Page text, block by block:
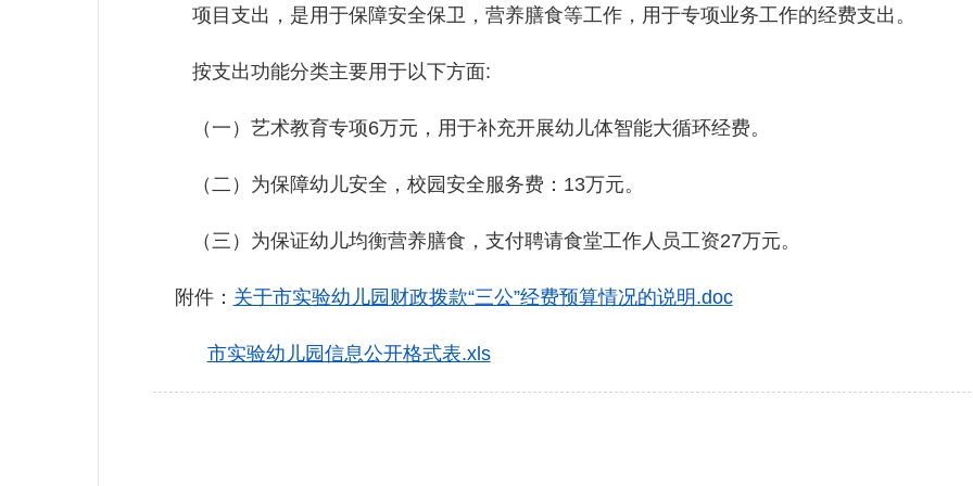
项目支出，是用于保障安全保卫，营养膳食等工作，用于专项业务工作的经费支出。
按支出功能分类主要用于以下方面:
（一）艺术教育专项6万元，用于补充开展幼儿体智能大循环经费。
（二）为保障幼儿安全，校园安全服务费：13万元。
（三）为保证幼儿均衡营养膳食，支付聘请食堂工作人员工资27万元。
附件： 关于市实验幼儿园财政拨款“三公”经费预算情况的说明.doc
市实验幼儿园信息公开格式表.xls